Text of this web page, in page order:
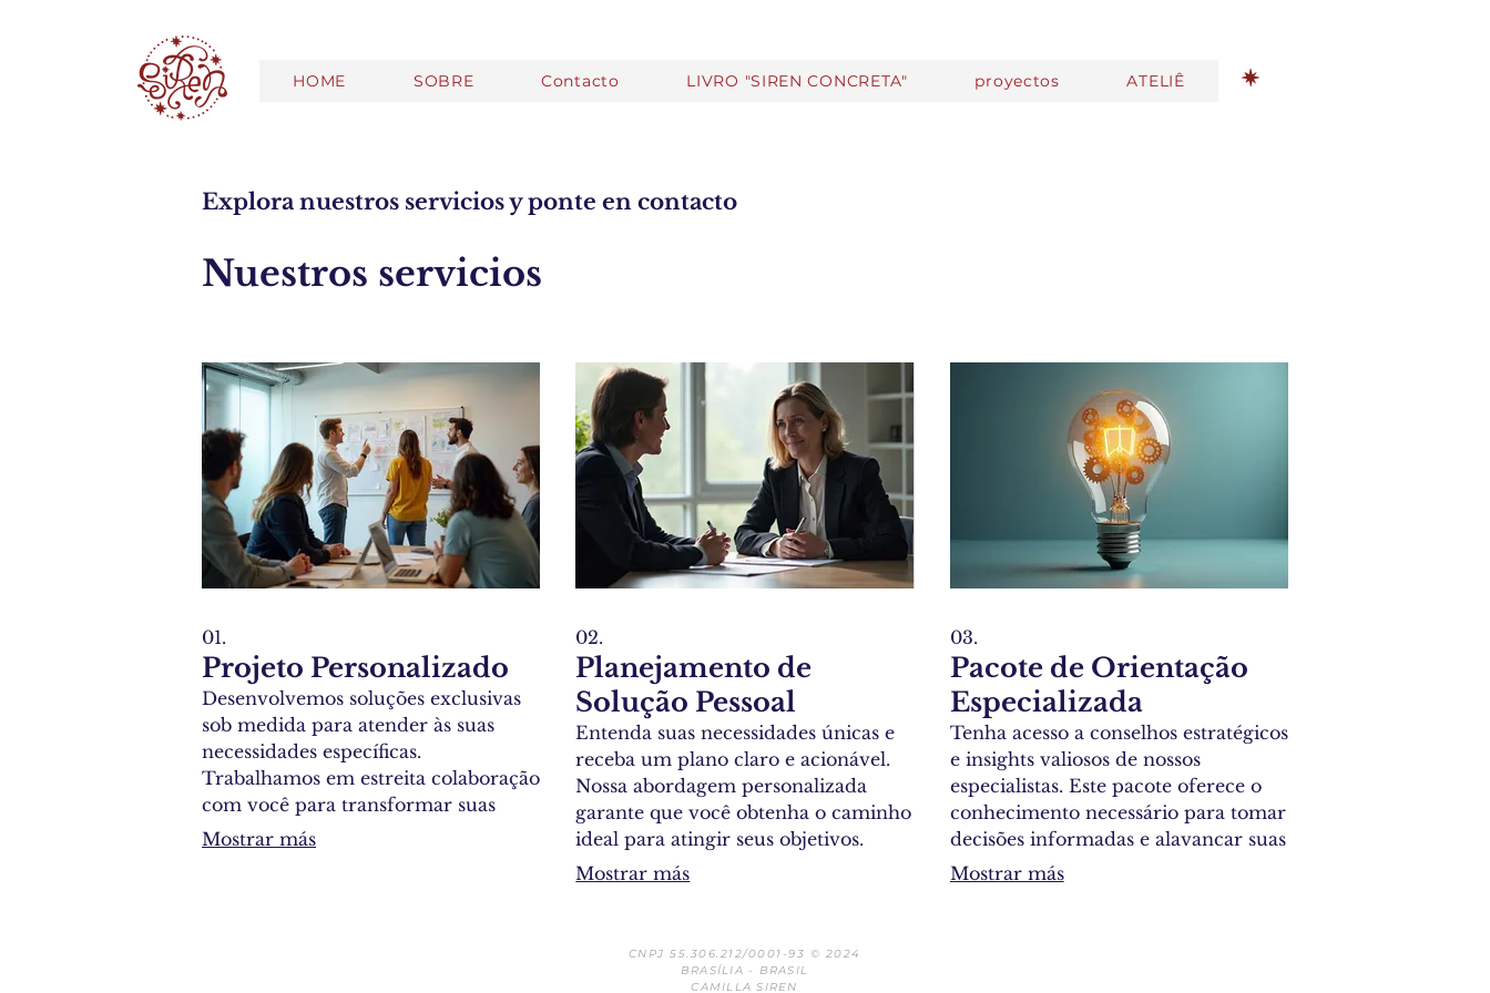
HOME SOBRE Contacto LIVRO "SIREN CONCRETA" proyectos ATELIÊ
Explora nuestros servicios y ponte en contacto
Nuestros servicios
01.
Projeto Personalizado
Desenvolvemos soluções exclusivas
sob medida para atender às suas
necessidades específicas.
Trabalhamos em estreita colaboração
com você para transformar suas
ideias visionárias em realidade
Mostrar más
02.
Planejamento de
Solução Pessoal
Entenda suas necessidades únicas e
receba um plano claro e acionável.
Nossa abordagem personalizada
garante que você obtenha o caminho
ideal para atingir seus objetivos.
Vamos discutir seu cenário e traçar a
Mostrar más
03.
Pacote de Orientação
Especializada
Tenha acesso a conselhos estratégicos
e insights valiosos de nossos
especialistas. Este pacote oferece o
conhecimento necessário para tomar
decisões informadas e alavancar suas
oportunidades. Receba orientação
Mostrar más
CNPJ 55.306.212/0001-93 © 2024
BRASÍLIA - BRASIL
CAMILLA SIREN